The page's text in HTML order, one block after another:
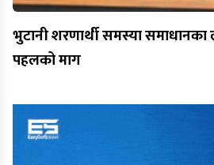
भुटानी शरणार्थी समस्या
पहलको माग